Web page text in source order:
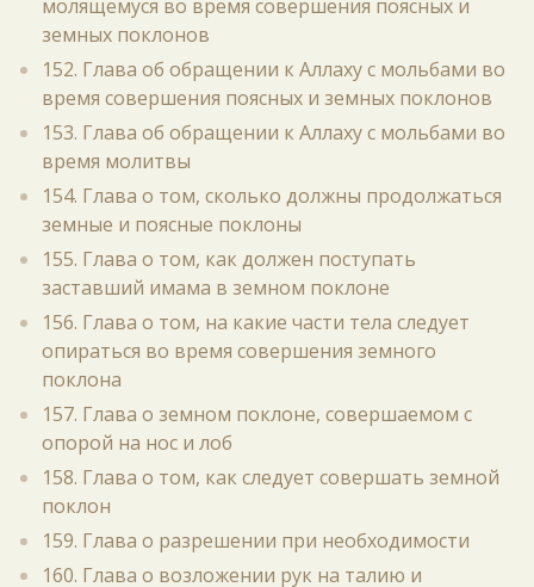
молящемуся во время совершения поясных и
земных поклонов
152. Глава об обращении к Аллаху с мольбами во
время совершения поясных и земных поклонов
153. Глава об обращении к Аллаху с мольбами во
время молитвы
154. Глава о том, сколько должны продолжаться
земные и поясные поклоны
155. Глава о том, как должен поступать
заставший имама в земном поклоне
156. Глава о том, на какие части тела следует
опираться во время совершения земного
поклона
157. Глава о земном поклоне, совершаемом с
опорой на нос и лоб
158. Глава о том, как следует совершать земной
поклон
159. Глава о разрешении при необходимости
160. Глава о возложении рук на талию и